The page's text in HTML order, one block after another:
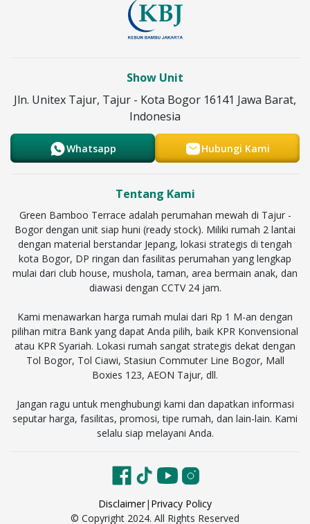
Show Unit
Jln. Unitex Tajur, Tajur - Kota Bogor 16141 Jawa Barat,
Indonesia
Whatsapp Hubungi Kami
Tentang Kami
Green Bamboo Terrace adalah perumahan mewah di Tajur -
Bogor dengan unit siap huni (ready stock). Miliki rumah 2 lantai
dengan material berstandar Jepang, lokasi strategis di tengah
kota Bogor, DP ringan dan fasilitas perumahan yang lengkap
mulai dari club house, mushola, taman, area bermain anak, dan
diawasi dengan CCTV 24 jam.
Kami menawarkan harga rumah mulai dari Rp 1 M-an dengan
pilihan mitra Bank yang dapat Anda pilih, baik KPR Konvensional
atau KPR Syariah. Lokasi rumah sangat strategis dekat dengan
Tol Bogor, Tol Ciawi, Stasiun Commuter Line Bogor, Mall
Boxies 123, AEON Tajur, dll.
Jangan ragu untuk menghubungi kami dan dapatkan informasi
seputar harga, fasilitas, promosi, tipe rumah, dan lain-lain. Kami
selalu siap melayani Anda.
Disclaimer| Privacy Policy
© Copyright 2024. All Rights Reserved